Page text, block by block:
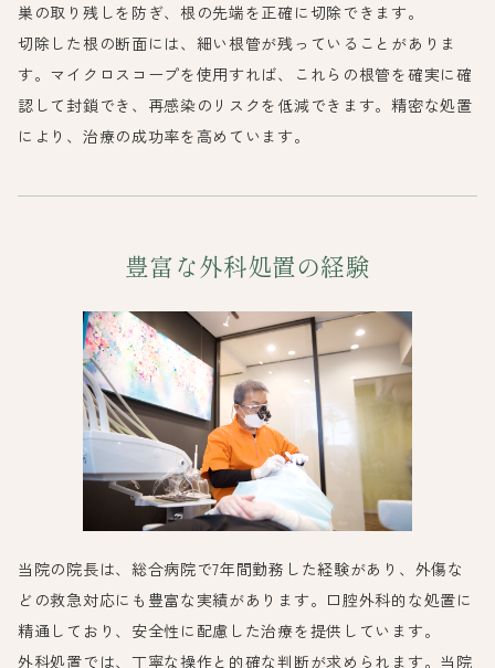
巣の取り残しを防ぎ、根の先端を正確に切除できます。
切除した根の断面には、細い根管が残っていることがありま
す。マイクロスコープを使用すれば、これらの根管を確実に確
認して封鎖でき、再感染のリスクを低減できます。精密な処置
により、治療の成功率を高めています。
豊富な外科処置の経験
当院の院長は、総合病院で7年間勤務した経験があり、外傷な
どの救急対応にも豊富な実績があります。口腔外科的な処置に
精通しており、安全性に配慮した治療を提供しています。
外科処置では、丁寧な操作と的確な判断が求められます。当院